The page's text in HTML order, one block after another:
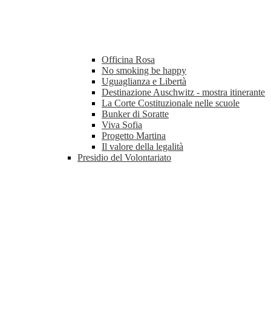
Officina Rosa
No smoking be happy
Uguaglianza e Libertà
Destinazione Auschwitz - mostra itinerante
La Corte Costituzionale nelle scuole
Bunker di Soratte
Viva Sofia
Progetto Martina
Il valore della legalità
Presidio del Volontariato